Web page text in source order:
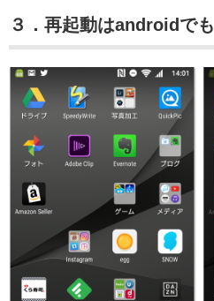
３．再起動はandroidでも